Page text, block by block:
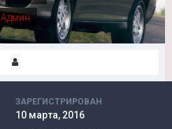
Админ
ЗАРЕГИСТРИРОВАН
10 марта, 2016